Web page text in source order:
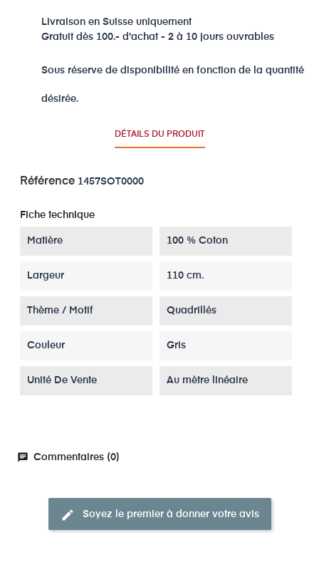
Livraison en Suisse uniquement
Gratuit dès 100.- d'achat - 2 à 10 jours ouvrables
Sous réserve de disponibilité en fonction de la quantité
désirée.
DÉTAILS DU PRODUIT
Référence 1457SOT0000
Fiche technique
Matière 100 % Coton
Largeur 110 cm.
Thème / Motif Quadrillés
Couleur Gris
Unité De Vente Au mètre linéaire
chat Commentaires (0)
edit Soyez le premier à donner votre avis